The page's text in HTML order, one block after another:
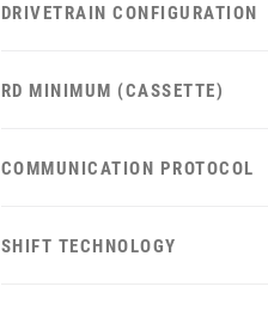
DRIVETRAIN CONFIGURATION
RD MINIMUM (CASSETTE)
COMMUNICATION PROTOCOL
SHIFT TECHNOLOGY